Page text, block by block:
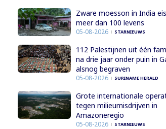
Zware moesson in India
meer dan 100 levens
05-08-2026 STARNIEUWS
112 Palestijnen uit één
na drie jaar onder puin in
alsnog begraven
05-08-2026 SURINAME HERALD
Grote internationale
tegen milieumisdrijven in
Amazoneregio
05-08-2026 STARNIEUWS